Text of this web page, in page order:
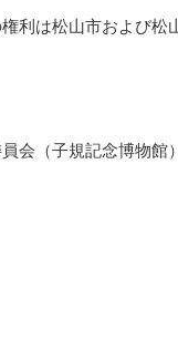
利は松山市および松
会（子規記念博物館）